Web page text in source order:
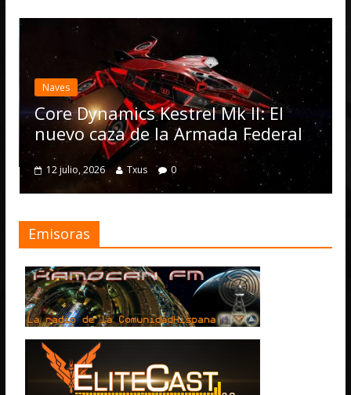
Naves
Core Dynamics Kestrel Mk II: El
nuevo caza de la Armada Federal
12 julio, 2026 Txus 0
Emisoras